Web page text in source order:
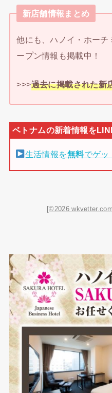
新店舗情報まとめ
他にも、ハノイ・ホーチ
ープン情報も掲載中！
>>>過去に掲載された新
生活情報を無料でゲッ
[©2026